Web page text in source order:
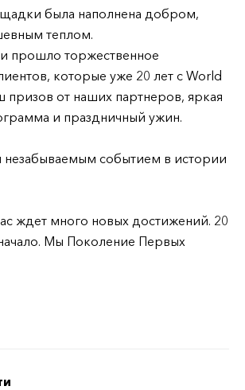
была наполнена добром,
теплом.
прошло торжественное
которые уже 20 лет с World
призов от наших партнеров, яркая
и праздничный ужин.
незабываемым событием в истории
ждет много новых достижений. 20
Мы Поколение Первых